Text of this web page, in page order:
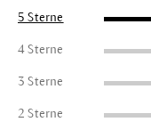
5 Sterne
4 Sterne
3 Sterne
2 Sterne